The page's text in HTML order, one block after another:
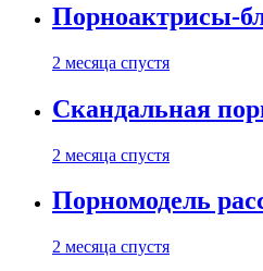
Порноактрисы-
2 месяца спустя
Скандальная
2 месяца спустя
Порномодель
2 месяца спустя